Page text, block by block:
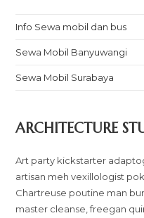
Info Sewa mobil dan bus
Sewa Mobil Banyuwangi
Sewa Mobil Surabaya
ARCHITECTURE
Art party kickstarter
artisan meh vexillologist
Chartreuse poutine man
master cleanse, freegan